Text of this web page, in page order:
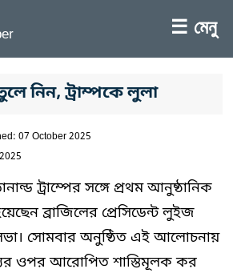
☰ মেনু
নিন, ট্রাম্পকে লুলা
07 October 2025
ট্রাম্পের সঙ্গে প্রথম আনুষ্ঠানিক
ব্রাজিলের প্রেসিডেন্ট লুইজ
সোমবার অনুষ্ঠিত এই আলোচনায়
ওপর আরোপিত শাস্তিমূলক কর